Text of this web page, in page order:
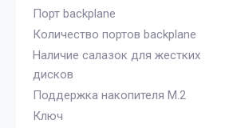
Порт backplane
Количество портов backplane
Наличие салазок для жестких
дисков
Поддержка накопителя M.2
Ключ